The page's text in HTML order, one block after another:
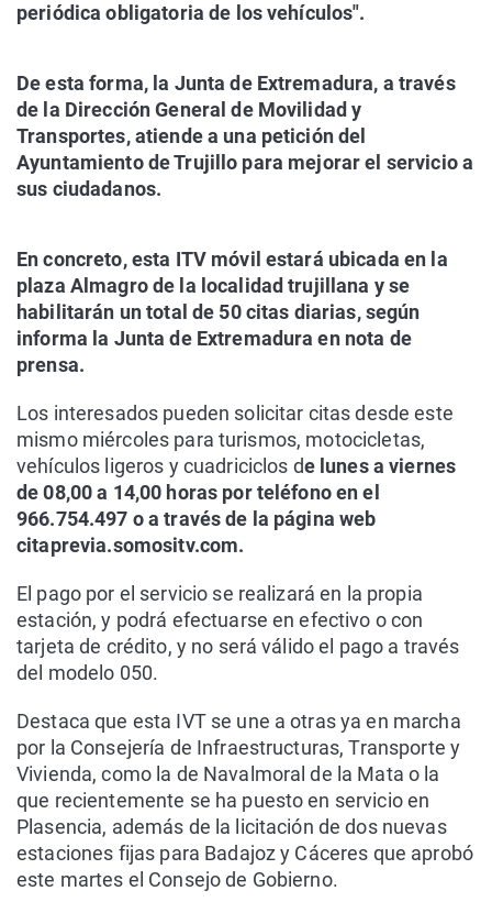
periódica obligatoria de los vehículos".
De esta forma, la Junta de Extremadura, a través
de la Dirección General de Movilidad y
Transportes, atiende a una petición del
Ayuntamiento de Trujillo para mejorar el servicio a
sus ciudadanos.
En concreto, esta ITV móvil estará ubicada en la
plaza Almagro de la localidad trujillana y se
habilitarán un total de 50 citas diarias, según
informa la Junta de Extremadura en nota de
prensa.
Los interesados pueden solicitar citas desde este
mismo miércoles para turismos, motocicletas,
vehículos ligeros y cuadriciclos de lunes a viernes
de 08,00 a 14,00 horas por teléfono en el
966.754.497 o a través de la página web
citaprevia.somositv.com.
El pago por el servicio se realizará en la propia
estación, y podrá efectuarse en efectivo o con
tarjeta de crédito, y no será válido el pago a través
del modelo 050.
Destaca que esta IVT se une a otras ya en marcha
por la Consejería de Infraestructuras, Transporte y
Vivienda, como la de Navalmoral de la Mata o la
que recientemente se ha puesto en servicio en
Plasencia, además de la licitación de dos nuevas
estaciones fijas para Badajoz y Cáceres que aprobó
este martes el Consejo de Gobierno.